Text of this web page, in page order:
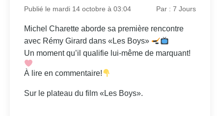
Publié le mardi 14 octobre à 03:04 Par : 7 Jours
Michel Charette aborde sa première rencontre
avec Rémy Girard dans «Les Boys»
Un moment qu’il qualifie lui-même de marquant!
À lire en commentaire!
Sur le plateau du film «Les Boys».